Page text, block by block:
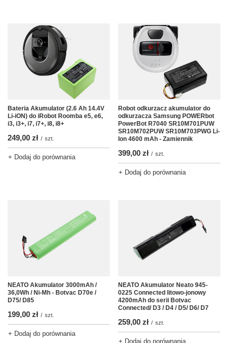
Bateria Akumulator (2.6 Ah 14.4V
Li-iON) do iRobot Roomba e5, e6,
i3, i3+, i7, i7+, i8, i8+
249,00 zł / szt.
+ Dodaj do porównania
Robot odkurzacz akumulator do
odkurzacza Samsung POWERbot
PowerBot R7040 SR10M701PUW
SR10M702PUW SR10M703PWG Li-
Ion 4600 mAh - Zamiennik
399,00 zł / szt.
+ Dodaj do porównania
NEATO Akumulator 3000mAh /
36,0Wh / Ni-Mh - Botvac D70e /
D75/ D85
199,00 zł / szt.
+ Dodaj do porównania
NEATO Akumulator Neato 945-
0225 Connected litowo-jonowy
4200mAh do serii Botvac
Connected/ D3 / D4 / D5/ D6/ D7
259,00 zł / szt.
+ Dodaj do porównania